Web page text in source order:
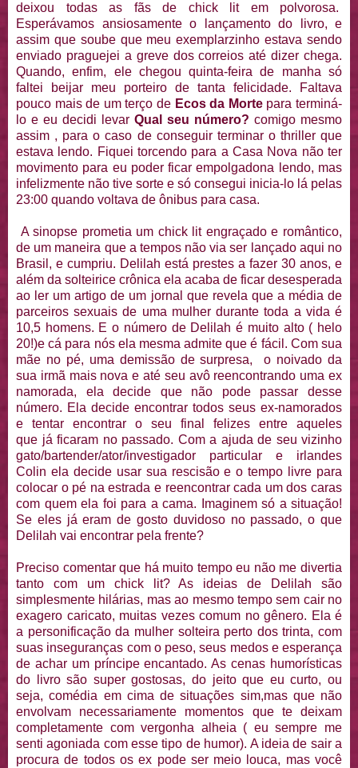
deixou todas as fãs de chick lit em polvorosa.
Esperávamos ansiosamente o lançamento do livro, e
assim que soube que meu exemplarzinho estava sendo
enviado praguejei a greve dos correios até dizer chega.
Quando, enfim, ele chegou quinta-feira de manha só
faltei beijar meu porteiro de tanta felicidade. Faltava
pouco mais de um terço de Ecos da Mortepara terminá-
lo e eu decidi levar Qual seu número? comigo mesmo
assim , para o caso de conseguir terminar o thriller que
estava lendo. Fiquei torcendo para a Casa Nova não ter
movimento para eu poder ficar empolgadona lendo, mas
infelizmente não tive sorte e só consegui inicia-lo lá pelas
23:00 quando voltava de ônibus para casa.
A sinopse prometia um chick lit engraçado e romântico,
de um maneira que a tempos não via ser lançado aqui no
Brasil, e cumpriu. Delilah está prestes a fazer 30 anos, e
além da solteirice crônica ela acaba de ficar desesperada
ao ler um artigo de um jornal que revela que a média de
parceiros sexuais de uma mulher durante toda a vida é
10,5 homens. E o número de Delilah é muito alto ( helo
20!)e cá para nós ela mesma admite que é fácil. Com sua
mãe no pé, uma demissão de surpresa, o noivado da
sua irmã mais nova e até seu avô reencontrando uma ex
namorada, ela decide que não pode passar desse
número. Ela decide encontrar todos seus ex-namorados
e tentar encontrar o seu final felizes entre aqueles
que já ficaram no passado. Com a ajuda de seu vizinho
gato/bartender/ator/investigador particular e irlandes
Colin ela decide usar sua rescisão e o tempo livre para
colocar o pé na estrada e reencontrar cada um dos caras
com quem ela foi para a cama. Imaginem só a situação!
Se eles já eram de gosto duvidoso no passado, o que
Delilah vai encontrar pela frente?
Preciso comentar que há muito tempo eu não me divertia
tanto com um chick lit? As ideias de Delilah são
simplesmente hilárias, mas ao mesmo tempo sem cair no
exagero caricato, muitas vezes comum no gênero. Ela é
a personificação da mulher solteira perto dos trinta, com
suas inseguranças com o peso, seus medos e esperança
de achar um príncipe encantado. As cenas humorísticas
do livro são super gostosas, do jeito que eu curto, ou
seja, comédia em cima de situações sim,mas que não
envolvam necessariamente momentos que te deixam
completamente com vergonha alheia ( eu sempre me
senti agoniada com esse tipo de humor). A ideia de sair a
procura de todos os ex pode ser meio louca, mas você